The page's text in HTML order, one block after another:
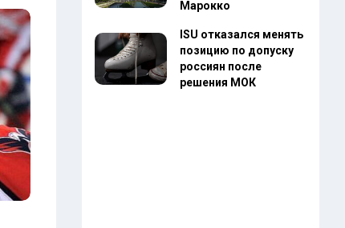
Марокко
ISU отказался менять
позицию по допуску
россиян после
решения МОК